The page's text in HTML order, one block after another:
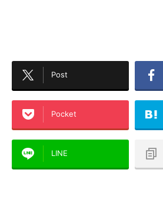
Post
Pocket
LINE